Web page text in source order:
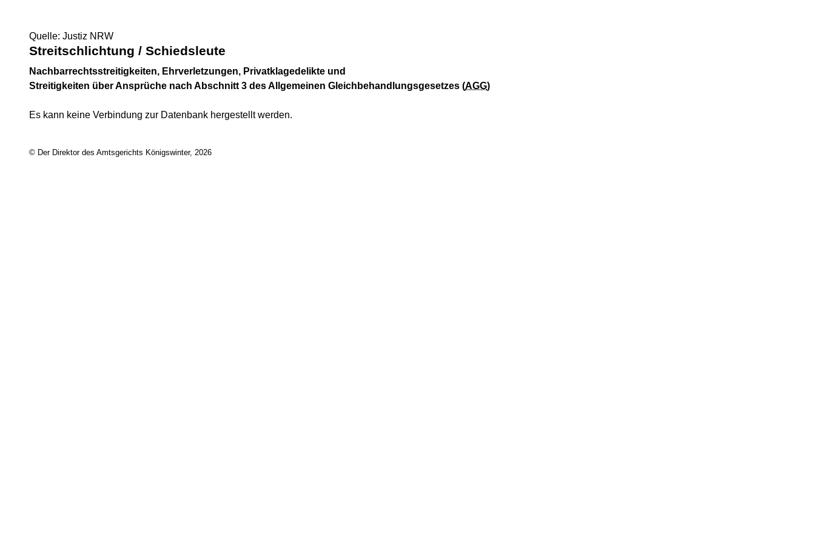
Quelle: Justiz NRW
Streitschlichtung / Schiedsleute
Nachbarrechtsstreitigkeiten, Ehrverletzungen, Privatklagedelikte und
Streitigkeiten über Ansprüche nach Abschnitt 3 des Allgemeinen Gleichbehandlungsgesetzes (AGG)
Es kann keine Verbindung zur Datenbank hergestellt werden.
© Der Direktor des Amtsgerichts Königswinter, 2026